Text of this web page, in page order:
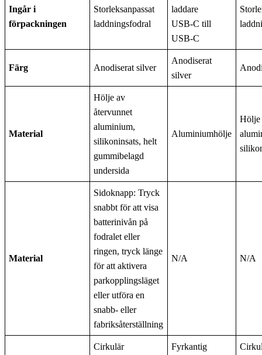
Ingår i
förpackningen
Storleksanpassat
laddningsfodral
laddare
USB-C till
USB-C
Färg Anodiserat silver
Anodiserat
silver
Material
Hölje av
återvunnet
aluminium,
silikoninsats, helt
gummibelagd
undersida
Aluminiumhölje
Hölje
Material
Sidoknapp: Tryck
snabbt för att visa
batterinivån på
fodralet eller
ringen, tryck länge
för att aktivera
parkopplingsläget
eller utföra en
snabb- eller
fabriksåterställning
N/A N/A
Cirkulär
Fyrkantig